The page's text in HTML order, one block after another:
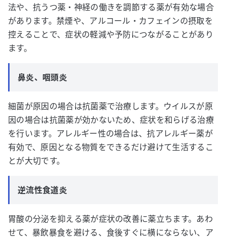
法や、抗うつ薬・神経の働きを調節する薬が有効な場合
があります。禁煙や、アルコール・カフェインの摂取を
控えることで、症状の軽減や予防につながることがあり
ます。
鼻炎、咽頭炎
細菌が原因の場合は抗菌薬で治療します。ウイルスが原
因の場合は抗菌薬が効かないため、症状を和らげる治療
を行います。アレルギー性の場合は、抗アレルギー薬が
有効で、原因となる物質をできるだけ避けて生活するこ
とが大切です。
逆流性食道炎
胃酸の分泌を抑える薬が症状の改善に薬立ちます。あわ
せて、暴飲暴食を避ける、食後すぐに横にならない、ア